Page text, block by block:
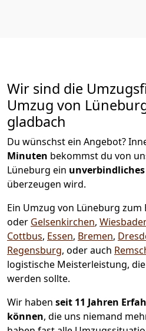
Wir sind die
Umzug von
gladbach
Du wünschst ein Angebot?
Minuten bekommst du von
Lüneburg ein
überzeugen wird.
Ein Umzug von Lüneburg zum
oder Gelsenkirchen,
Cottbus, Essen, Bremen,
Regensburg, oder auch
logistische Meisterleistung,
werden sollte.
Wir haben seit 11 Jahren
können, die uns niemand